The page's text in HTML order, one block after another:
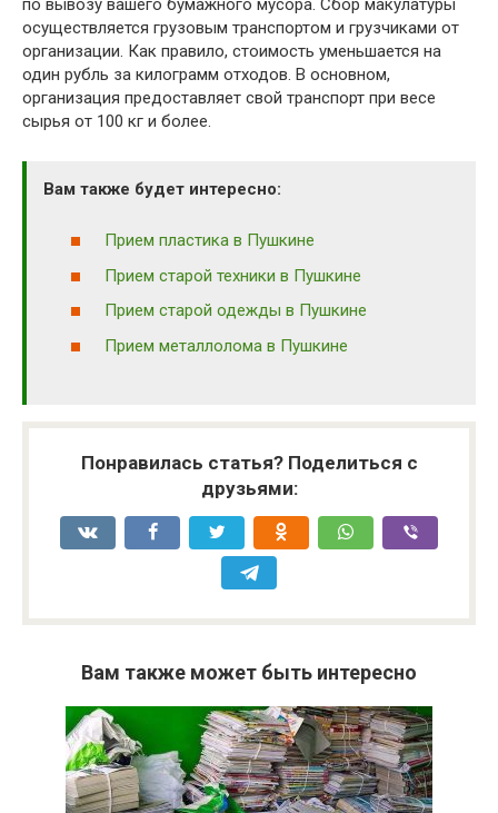
по вывозу вашего бумажного мусора. Сбор макулатуры
осуществляется грузовым транспортом и грузчиками от
организации. Как правило, стоимость уменьшается на
один рубль за килограмм отходов. В основном,
организация предоставляет свой транспорт при весе
сырья от 100 кг и более.
Вам также будет интересно:
Прием пластика в Пушкине
Прием старой техники в Пушкине
Прием старой одежды в Пушкине
Прием металлолома в Пушкине
Понравилась статья? Поделиться с
друзьями:
Вам также может быть интересно